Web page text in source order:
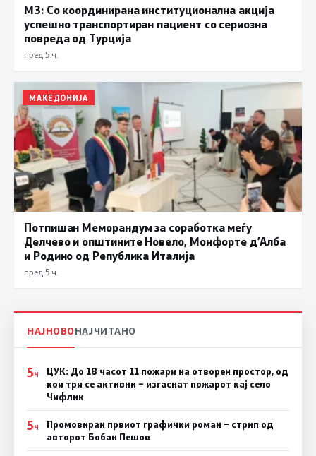
МЗ: Со координирана институционална акција
успешно транспортиран пациент со сериозна
повреда од Турција
пред 5 ч.
МАКЕДОНИЈА
Потпишан Меморандум за соработка меѓу
Делчево и општините Новело, Монфорте д’Алба
и Родино од Република Италија
пред 5 ч.
НАЈНОВОНАЈЧИТАНО
5Ч
ЦУК: До 18 часот 11 пожари на отворен простор, од
кои три се активни – изгаснат пожарот кај село
Чифлик
5Ч
Промовиран првиот графички роман – стрип од
авторот Бобан Пешов